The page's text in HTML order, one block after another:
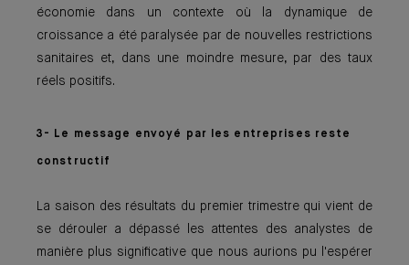
économie dans un contexte où la dynamique de
croissance a été paralysée par de nouvelles restrictions
sanitaires et, dans une moindre mesure, par des taux
réels positifs.
3- Le message envoyé par les entreprises reste
constructif
La saison des résultats du premier trimestre qui vient de
se dérouler a dépassé les attentes des analystes de
manière plus significative que nous aurions pu l'espérer